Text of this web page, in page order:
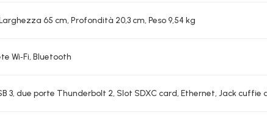
65 cm, Profondità 20,3 cm, Peso 9,54 kg
Wi‑Fi, Bluetooth
3, due porte Thunderbolt 2, Slot SDXC card, Ethernet, Jack cuffie